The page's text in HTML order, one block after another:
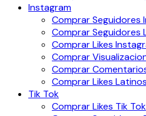
Instagram
Comprar Seguidores
Comprar Seguidores
Comprar Likes
Comprar
Comprar
Comprar Likes
Tik Tok
Comprar Likes Tik Tok